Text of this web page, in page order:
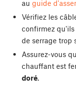
au guide
Vérifiez les
confirmez
de serrage trop
Assurez-vous
chauffant est
doré.